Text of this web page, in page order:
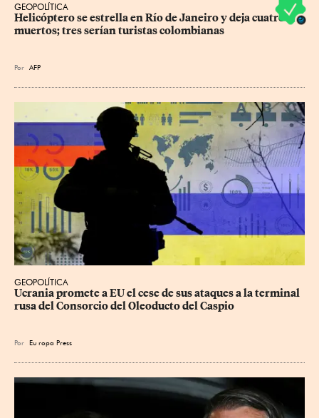
GEOPOLÍTICA
Helicóptero se estrella en Río de Janeiro y deja cuatro
muertos; tres serían turistas colombianas
Por AFP
GEOPOLÍTICA
Ucrania promete a EU el cese de sus ataques a la terminal
rusa del Consorcio del Oleoducto del Caspio
Por Eu ropa Press